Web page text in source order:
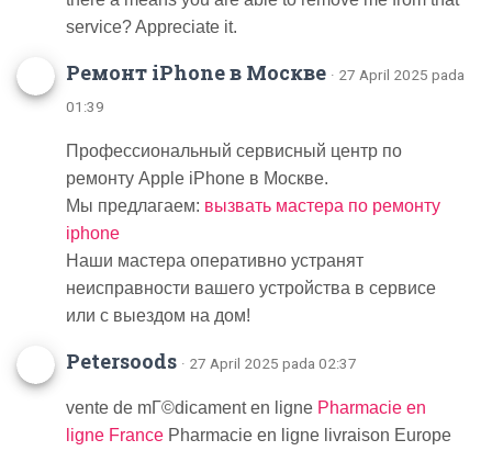
service? Appreciate it.
Ремонт iPhone в Москве · 27 April 2025 pada
01:39
Профессиональный сервисный центр по
ремонту Apple iPhone в Москве.
Мы предлагаем: вызвать мастера по ремонту
iphone
Наши мастера оперативно устранят
неисправности вашего устройства в сервисе
или с выездом на дом!
Petersoods · 27 April 2025 pada 02:37
vente de mГ©dicament en ligne Pharmacie en
ligne France Pharmacie en ligne livraison Europe